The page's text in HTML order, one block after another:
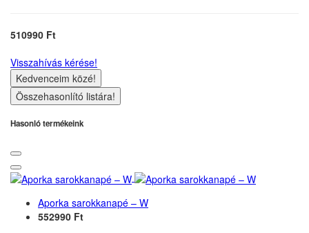
510990 Ft
Visszahívás kérése!
Kedvenceim közé!
Összehasonlító listára!
Hasonló termékeink
Aporka sarokkanapé – W
552990 Ft